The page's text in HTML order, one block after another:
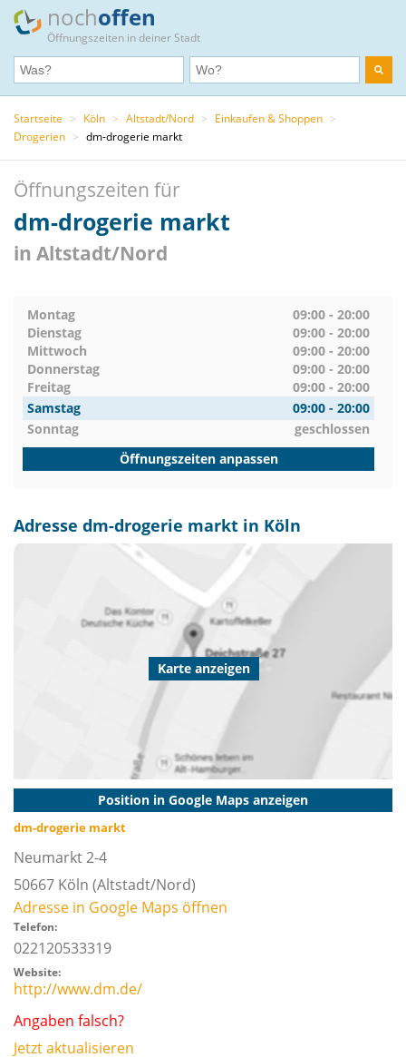
nochoffen
Öffnungszeiten in deiner Stadt
Startseite > Köln > Altstadt/Nord > Einkaufen & Shoppen >
Drogerien > dm-drogerie markt
Öffnungszeiten für
dm-drogerie markt
in Altstadt/Nord
Montag
09:00 - 20:00
Dienstag
09:00 - 20:00
Mittwoch
09:00 - 20:00
Donnerstag
09:00 - 20:00
Freitag
09:00 - 20:00
Samstag
09:00 - 20:00
Sonntag
geschlossen
Öffnungszeiten anpassen
Adresse dm-drogerie markt in Köln
Karte anzeigen
Position in Google Maps anzeigen
dm-drogerie markt
Neumarkt 2-4
50667 Köln (Altstadt/Nord)
Adresse in Google Maps öffnen
Telefon:
022120533319
Website:
http://www.dm.de/
Angaben falsch?
Jetzt aktualisieren